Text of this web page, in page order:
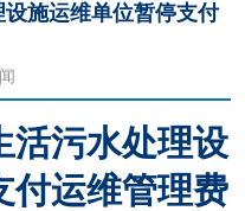
施运维单位暂停支付
活污水处理设
付运维管理费